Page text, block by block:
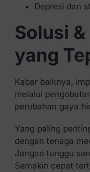
Depresi dan
Solusi
yang
Kabar baiknya,
melalui
perubahan gaya
Yang paling
dengan tenaga
Jangan tunggu
Semakin cepat